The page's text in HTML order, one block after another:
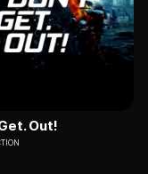
Out!